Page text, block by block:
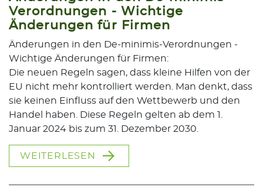
Verordnungen - Wichtige
Änderungen für Firmen
Änderungen in den De-minimis-Verordnungen -
Wichtige Änderungen für Firmen:
Die neuen Regeln sagen, dass kleine Hilfen von der
EU nicht mehr kontrolliert werden. Man denkt, dass
sie keinen Einfluss auf den Wettbewerb und den
Handel haben. Diese Regeln gelten ab dem 1.
Januar 2024 bis zum 31. Dezember 2030.
WEITERLESEN